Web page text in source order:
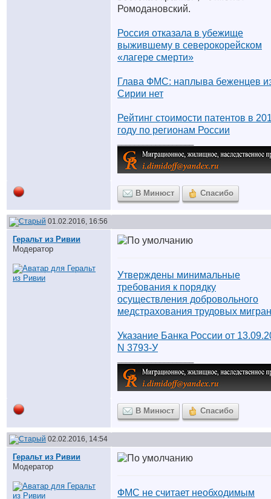
Ромодановский.
Россия отказала в убежище
выжившему в северокорейском
«лагере смерти»
Глава ФМС: наплыва беженцев
Сирии нет
Рейтинг стоимости патентов в
году по регионам России
В Минюст Спасибо
01.02.2016, 16:56
Геральт из Ривии
Модератор
Утверждены минимальные
требования к порядку
осуществления добровольного
медстрахования трудовых
Указание Банка России от
N 3793-У
В Минюст Спасибо
02.02.2016, 14:54
Геральт из Ривии
Модератор
ФМС не считает необходимым